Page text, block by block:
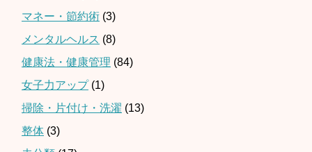
マネー・節約術 (3)
メンタルヘルス (8)
健康法・健康管理 (84)
女子力アップ(1)
掃除・片付け・洗濯 (13)
整体 (3)